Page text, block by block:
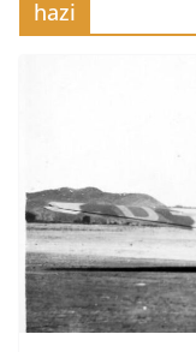
hazi